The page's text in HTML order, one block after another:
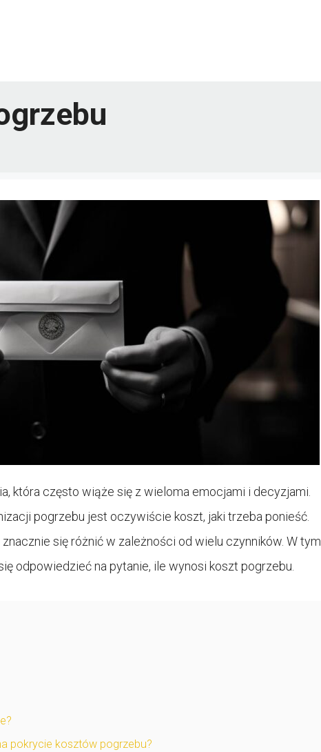
która często wiąże się z wieloma emocjami i decyzjami.
pogrzebu jest oczywiście koszt, jaki trzeba ponieść.
się różnić w zależności od wielu czynników. W tym
odpowiedzieć na pytanie, ile wynosi koszt pogrzebu.
pokrycie kosztów pogrzebu?